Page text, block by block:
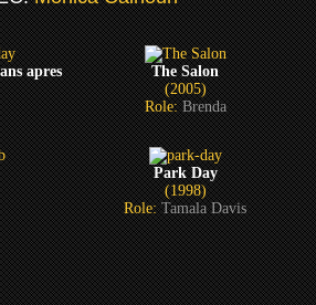
apres
The Salon
(2005)
Role:Brenda
Park Day
(1998)
Role:Tamala Davis